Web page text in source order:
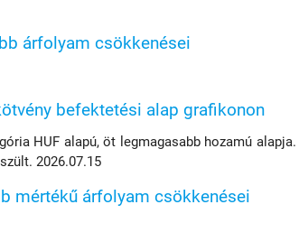
árfolyam csökkenései
befektetési alap grafikonon
HUF alapú, öt legmagasabb hozamú
2026.07.15
mértékű árfolyam csökkenései